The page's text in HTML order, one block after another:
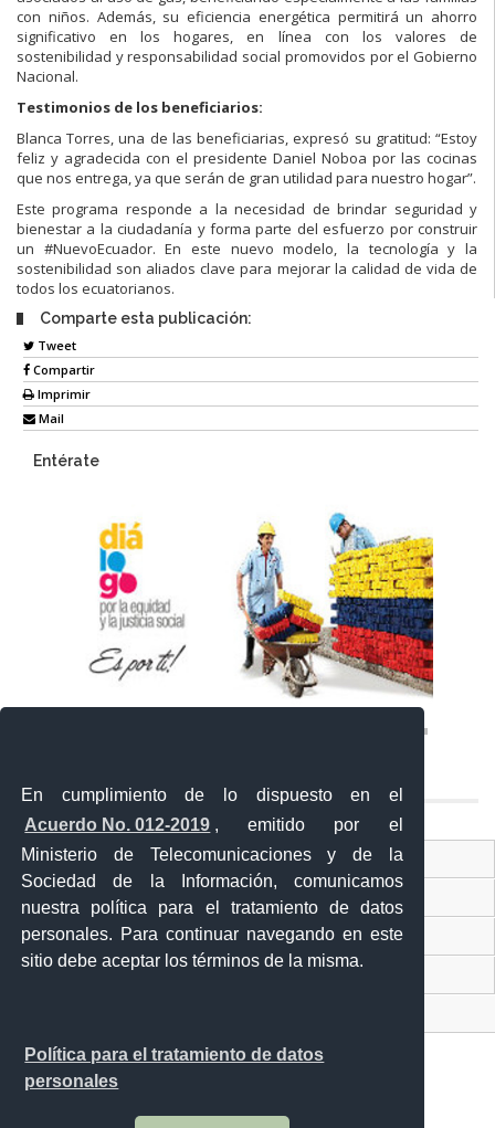
En cumplimiento de lo dispuesto en el
Acuerdo No. 012-2019 , emitido por el
Ministerio de Telecomunicaciones y de la
Sociedad de la Información, comunicamos
nuestra política para el tratamiento de datos
personales. Para continuar navegando en este
sitio debe aceptar los términos de la misma.
Política para el tratamiento de datos
personales
con niños. Además, su eficiencia energética permitirá un ahorro
significativo en los hogares, en línea con los valores de
sostenibilidad y responsabilidad social promovidos por el Gobierno
Nacional.
Testimonios de los beneficiarios:
Blanca Torres, una de las beneficiarias, expresó su gratitud: “Estoy
feliz y agradecida con el presidente Daniel Noboa por las cocinas
que nos entrega, ya que serán de gran utilidad para nuestro hogar”.
Este programa responde a la necesidad de brindar seguridad y
bienestar a la ciudadanía y forma parte del esfuerzo por construir
un #NuevoEcuador. En este nuevo modelo, la tecnología y la
sostenibilidad son aliados clave para mejorar la calidad de vida de
todos los ecuatorianos.
Comparte esta publicación:
Tweet
Compartir
Imprimir
Mail
Entérate
Ventanilla Única Virtual
Ventanilla Única de Comercio Exterior
Gobierno Abierto